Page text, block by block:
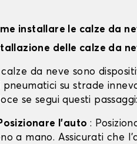
installare le calze da
delle calze da
calze da neve sono
pneumatici su strade
se segui questi passaggi:
l'auto :
a mano. Assicurati che